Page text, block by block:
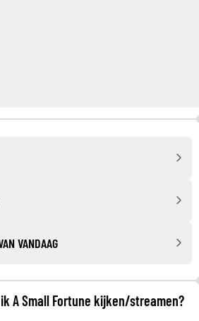
VANDAAG
A Small Fortune kijken/streamen?